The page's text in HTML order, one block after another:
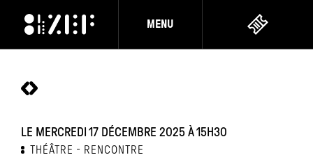
MENU
LE MERCREDI 17 DÉCEMBRE 2025 À 15H30
THÉÂTRE RENCONTRE